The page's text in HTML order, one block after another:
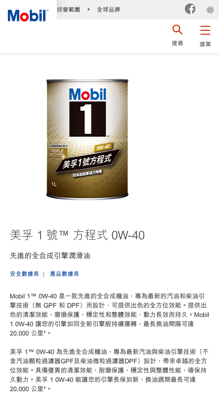
經營範圍 • 全球品牌
選單
搜尋
美孚 1 號™ 方程式 0W-40
先進的全合成引擎潤滑油
安全數據表 產品數據表
Mobil 1™ 0W-40 是一款先進的全合成機油，專為最新的汽油和柴油引
擎技術（無 GPF 和 DPF）而設計，可提供出色的全方位效能。提供出
色的清潔效能、磨損保護、穩定性和整體效能，動力長效而持久。Mobil
1 0W-40 讓您的引擎如同全新引擎般持續運轉，最長換油間隔可達
20,000 公里*。
美孚 1™ 0W-40 為先進全合成機油，專為最新汽油與柴油引擎技術（不
含汽油顆粒過濾器GPF及柴油微粒過濾器DPF）設計，帶來卓越的全方
位效能。具備優異的清潔效能、耐磨保護、穩定性與整體性能，確保持
久動力。美孚 1 0W-40 能讓您的引擎長保如新，換油週期最長可達
20,000 公里*。